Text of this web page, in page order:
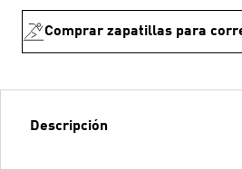
Comprar zapatillas para
Descripción